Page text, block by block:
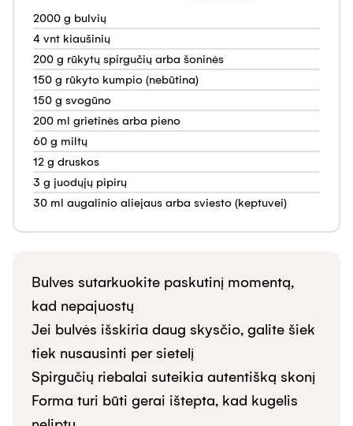
2000 g bulvių
4 vnt kiaušinių
200 g rūkytų spirgučių arba šoninės
150 g rūkyto kumpio (nebūtina)
150 g svogūno
200 ml grietinės arba pieno
60 g miltų
12 g druskos
3 g juodųjų pipirų
30 ml augalinio aliejaus arba sviesto (keptuvei)
Bulves sutarkuokite paskutinį momentą,
kad nepajuostų
Jei bulvės išskiria daug skysčio, galite šiek
tiek nusausinti per sietelį
Spirgučių riebalai suteikia autentišką skonį
Forma turi būti gerai ištepta, kad kugelis